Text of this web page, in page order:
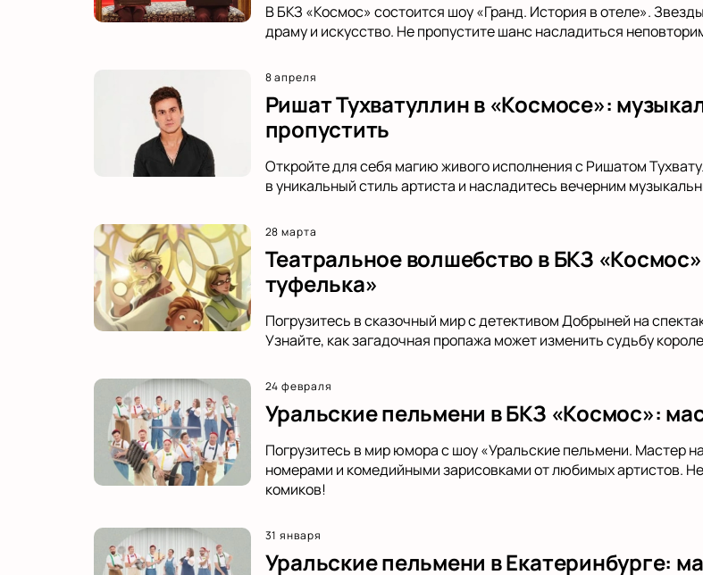
В БКЗ «Космос» состоится шоу «Гранд. История в отеле».
драму и искусство. Не пропустите шанс насладиться
8 апреля
Ришат Тухватуллин в «Космосе»:
пропустить
Откройте для себя магию живого исполнения с Ришатом
в уникальный стиль артиста и насладитесь вечерним
28 марта
Театральное волшебство в БКЗ
туфелька»
Погрузитесь в сказочный мир с детективом Добрыней на
Узнайте, как загадочная пропажа может изменить судьбу
24 февраля
Уральские пельмени в БКЗ «Космос»:
Погрузитесь в мир юмора с шоу «Уральские пельмени. Мастер
номерами и комедийными зарисовками от любимых артистов.
комиков!
31 января
Уральские пельмени в Екатеринбурге: